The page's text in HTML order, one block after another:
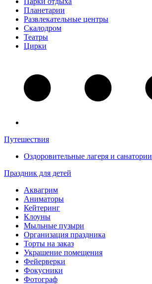
Планетарии
Развлекательные центры
Скалодром
Театры
Цирки
Путешествия
Оздоровительные лагеря и санатории
Праздник для детей
Аквагрим
Аниматоры
Кейтеринг
Клоуны
Мыльные пузыри
Организация праздника
Торты на заказ
Украшение помещения
Фейерверки
Фокусники
Фотограф